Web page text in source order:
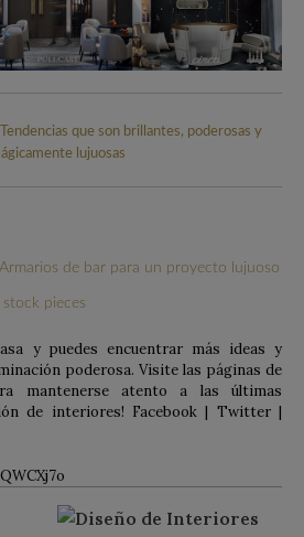
que son brillantes, poderosas y
lujuosas
de bar para un proyecto lujuoso
stock pieces
y puedes encuentrar más ideas y
poderosa. Visite las páginas de
mantenerse atento a las últimas
de interiores! Facebook | Twitter |